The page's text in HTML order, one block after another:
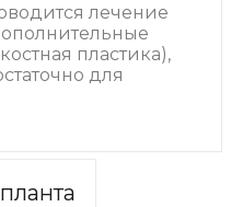
лечение
пластика),
для